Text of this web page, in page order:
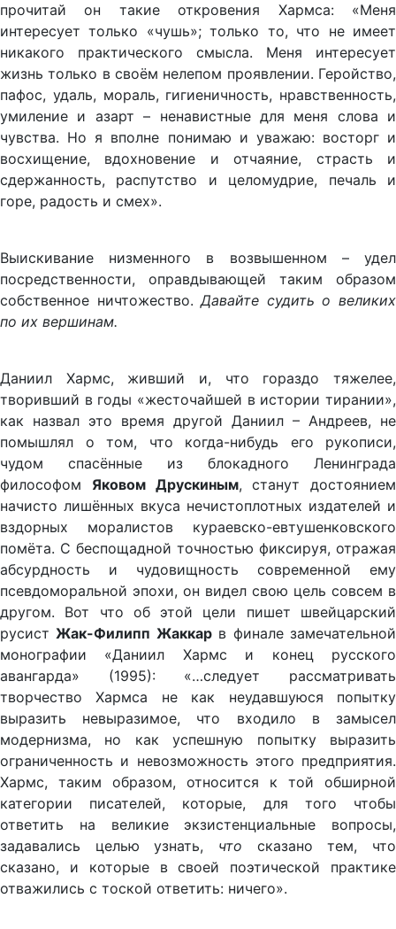
прочитай он такие откровения Хармса: «Меня
интересует только «чушь»; только то, что не имеет
никакого практического смысла. Меня интересует
жизнь только в своём нелепом проявлении. Геройство,
пафос, удаль, мораль, гигиеничность, нравственность,
умиление и азарт – ненавистные для меня слова и
чувства. Но я вполне понимаю и уважаю: восторг и
восхищение, вдохновение и отчаяние, страсть и
сдержанность, распутство и целомудрие, печаль и
горе, радость и смех».
Выискивание низменного в возвышенном – удел
посредственности, оправдывающей таким образом
собственное ничтожество.Давайте судить о великих
по их вершинам.
Даниил Хармс, живший и, что гораздо тяжелее,
творивший в годы «жесточайшей в истории тирании»,
как назвал это время другой Даниил – Андреев, не
помышлял о том, что когда-нибудь его рукописи,
чудом спасённые из блокадного Ленинграда
философом Яковом Друскиным, станут достоянием
начисто лишённых вкуса нечистоплотных издателей и
вздорных моралистов кураевско-евтушенковского
помёта. С беспощадной точностью фиксируя, отражая
абсурдность и чудовищность современной ему
псевдоморальной эпохи, он видел свою цель совсем в
другом. Вот что об этой цели пишет швейцарский
русистЖак-Филипп Жаккарв финале замечательной
монографии «Даниил Хармс и конец русского
авангарда» (1995): «…следует рассматривать
творчество Хармса не как неудавшуюся попытку
выразить невыразимое, что входило в замысел
модернизма, но как успешную попытку выразить
ограниченность и невозможность этого предприятия.
Хармс, таким образом, относится к той обширной
категории писателей, которые, для того чтобы
ответить на великие экзистенциальные вопросы,
задавались целью узнать, что сказано тем, что
сказано, и которые в своей поэтической практике
отважились с тоской ответить: ничего».